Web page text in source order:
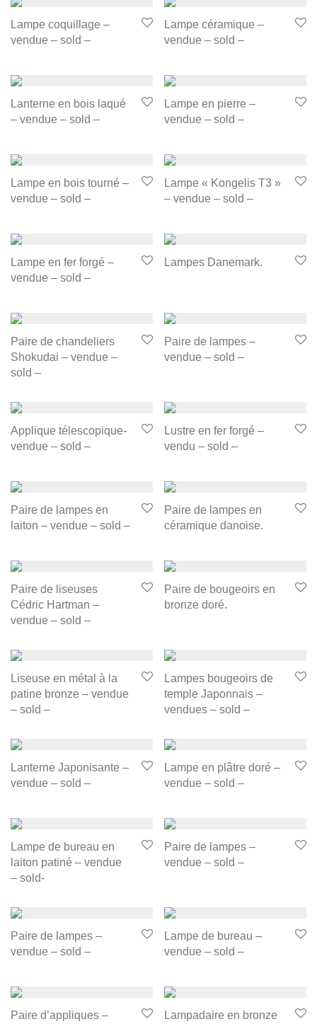
Lampe coquillage –
vendue – sold –
Lampe céramique –
vendue – sold –
Lanterne en bois laqué
– vendue – sold –
Lampe en pierre –
vendue – sold –
Lampe en bois tourné –
vendue – sold –
Lampe « Kongelis T3 »
– vendue – sold –
Lampe en fer forgé –
vendue – sold –
Lampes Danemark.
Paire de chandeliers
Shokudai – vendue –
sold –
Paire de lampes –
vendue – sold –
Applique télescopique-
vendue – sold –
Lustre en fer forgé –
vendu – sold –
Paire de lampes en
laiton – vendue – sold –
Paire de lampes en
céramique danoise.
Paire de liseuses
Cédric Hartman –
vendue – sold –
Paire de bougeoirs en
bronze doré.
Liseuse en métal à la
patine bronze – vendue
– sold –
Lampes bougeoirs de
temple Japonnais –
vendues – sold –
Lanterne Japonisante –
vendue – sold –
Lampe en plâtre doré –
vendue – sold –
Lampe de bureau en
laiton patiné – vendue
– sold-
Paire de lampes –
vendue – sold –
Paire de lampes –
vendue – sold –
Lampe de bureau –
vendue – sold –
Paire d’appliques –
Lampadaire en bronze